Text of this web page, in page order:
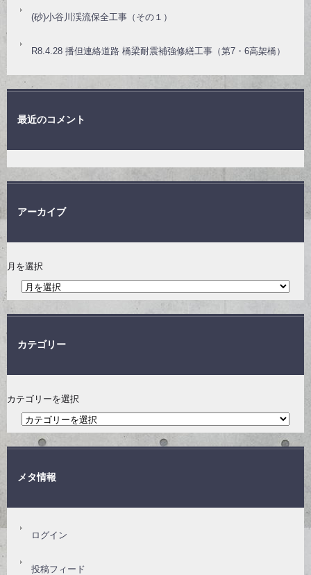
(砂)小谷川渓流保全工事（その１）
R8.4.28 播但連絡道路 橋梁耐震補強修繕工事（第7・6高架橋）
最近のコメント
アーカイブ
月を選択
カテゴリー
カテゴリーを選択
メタ情報
ログイン
投稿フィード